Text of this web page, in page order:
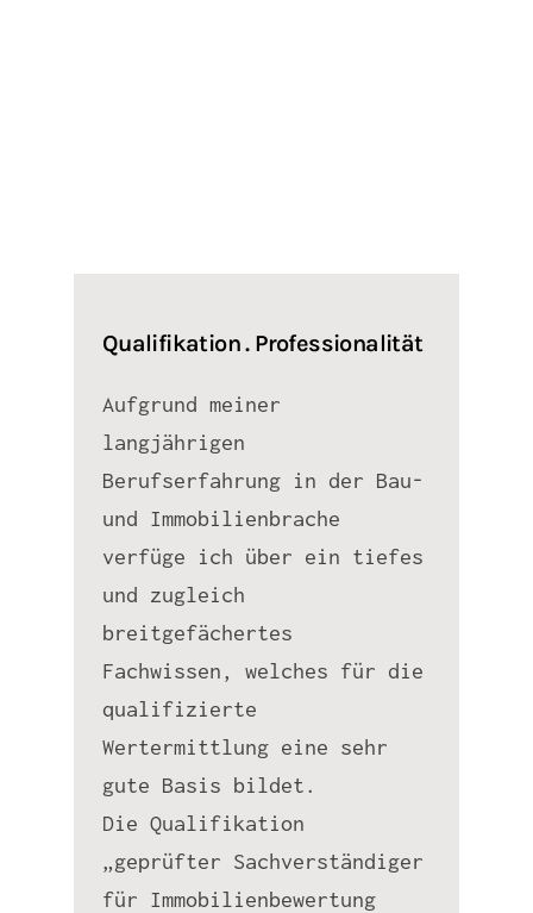
Qualifikation . Professionalität
Aufgrund meiner
langjährigen
Berufserfahrung in der Bau-
und Immobilienbrache
verfüge ich über ein tiefes
und zugleich
breitgefächertes
Fachwissen, welches für die
qualifizierte
Wertermittlung eine sehr
gute Basis bildet.
Die Qualifikation
„geprüfter Sachverständiger
für Immobilienbewertung